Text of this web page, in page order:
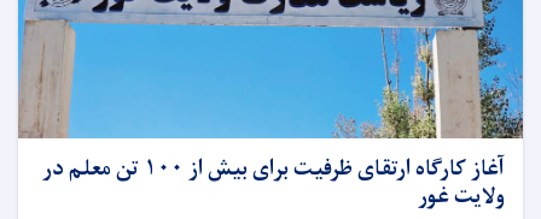
آغاز کارگاه ارتقای ظرفیت برای بیش از ۱۰۰ تن معلم در
ولایت غور